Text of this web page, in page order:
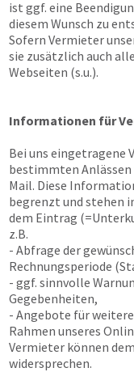
ist ggf. eine
diesem Wunsch zu
Sofern Vermieter
sie zusätzlich auch
Webseiten (s.u.).
Informationen für
Bei uns eingetragene
bestimmten
Mail. Diese
begrenzt und stehen
dem Eintrag
z.B.
- Abfrage der
Rechnungsperiode
- ggf. sinnvolle
Gegebenheiten,
- Angebote für
Rahmen unseres
Vermieter können
widersprechen.